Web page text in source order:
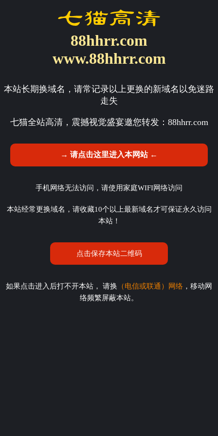
88hhrr.com
www.88hhrr.com
本站长期换域名，请常记录以上更换的新域名以免迷路
走失
七猫全站高清，震撼视觉盛宴邀您转发： 88hhrr.com
→ 请点击这里进入本网站 ←
手机网络无法访问，请使用家庭WIFI网络访问
本站经常更换域名，请收藏10个以上最新域名才可保证永久访问
本站！
点击保存本站二维码
如果点击进入后打不开本站， 请换 （电信或联通）网络 ，移动网
络频繁屏蔽本站。